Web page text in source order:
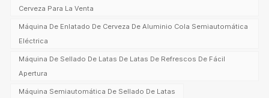
Cerveza Para La Venta
Máquina De Enlatado De Cerveza De Aluminio Cola Semiautomática
Eléctrica
Máquina De Sellado De Latas De Latas De Refrescos De Fácil
Apertura
Máquina Semiautomática De Sellado De Latas